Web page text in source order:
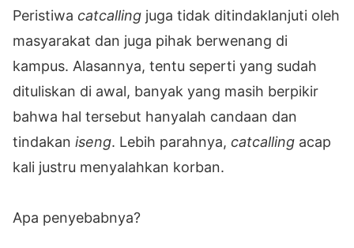
Peristiwa catcalling juga tidak ditindaklanjuti oleh
masyarakat dan juga pihak berwenang di
kampus. Alasannya, tentu seperti yang sudah
dituliskan di awal, banyak yang masih berpikir
bahwa hal tersebut hanyalah candaan dan
tindakan iseng. Lebih parahnya, catcalling acap
kali justru menyalahkan korban.
Apa penyebabnya?